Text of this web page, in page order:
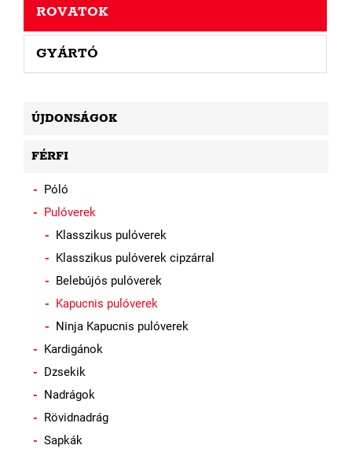
ROVATOK
GYÁRTÓ
ÚJDONSÁGOK
FÉRFI
Póló
Pulóverek
Klasszikus pulóverek
Klasszikus pulóverek cipzárral
Belebújós pulóverek
Kapucnis pulóverek
Ninja Kapucnis pulóverek
Kardigánok
Dzsekik
Nadrágok
Rövidnadrág
Sapkák